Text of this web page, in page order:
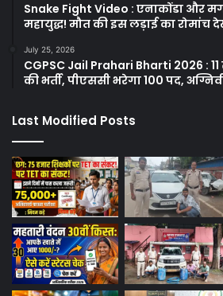
Snake Fight Video : एनाकोंडा और
महायुद्ध! मौत की इस लड़ाई का रोमांच
July 25, 2026
CGPSC Jail Prahari Bharti 2026 : 11
की भर्ती, पीएससी भरेगा 100 पद,
Last Modified Posts